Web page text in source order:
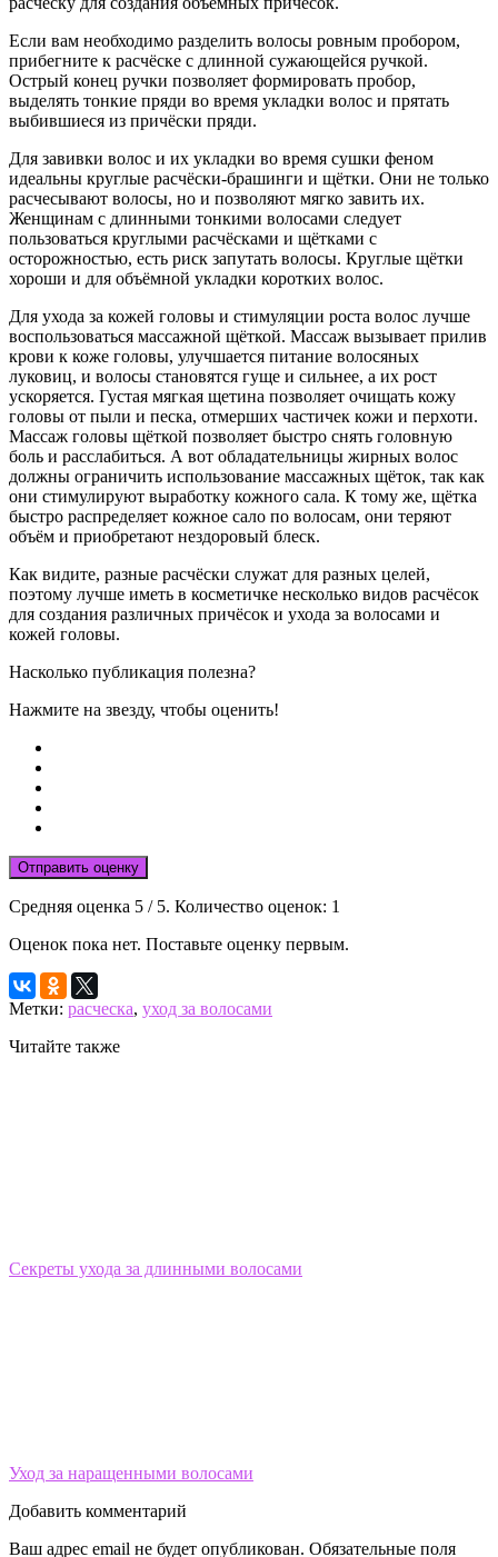
Если вам необходимо разделить волосы ровным пробором,
прибегните к расчёске с длинной сужающейся ручкой.
Острый конец ручки позволяет формировать пробор,
выделять тонкие пряди во время укладки волос и прятать
выбившиеся из причёски пряди.
Для завивки волос и их укладки во время сушки феном
идеальны круглые расчёски-брашинги и щётки. Они не только
расчесывают волосы, но и позволяют мягко завить их.
Женщинам с длинными тонкими волосами следует
пользоваться круглыми расчёсками и щётками с
осторожностью, есть риск запутать волосы. Круглые щётки
хороши и для объёмной укладки коротких волос.
Для ухода за кожей головы и стимуляции роста волос лучше
воспользоваться массажной щёткой. Массаж вызывает прилив
крови к коже головы, улучшается питание волосяных
луковиц, и волосы становятся гуще и сильнее, а их рост
ускоряется. Густая мягкая щетина позволяет очищать кожу
головы от пыли и песка, отмерших частичек кожи и перхоти.
Массаж головы щёткой позволяет быстро снять головную
боль и расслабиться. А вот обладательницы жирных волос
должны ограничить использование массажных щёток, так как
они стимулируют выработку кожного сала. К тому же, щётка
быстро распределяет кожное сало по волосам, они теряют
объём и приобретают нездоровый блеск.
Как видите, разные расчёски служат для разных целей,
поэтому лучше иметь в косметичке несколько видов расчёсок
для создания различных причёсок и ухода за волосами и
кожей головы.
Насколько публикация полезна?
Нажмите на звезду, чтобы оценить!
Отправить оценку
Средняя оценка 5 / 5. Количество оценок: 1
Оценок пока нет. Поставьте оценку первым.
Метки: расческа, уход за волосами
Читайте также
Секреты ухода за длинными волосами
Уход за наращенными волосами
Добавить комментарий
Ваш адрес email не будет опубликован. Обязательные поля